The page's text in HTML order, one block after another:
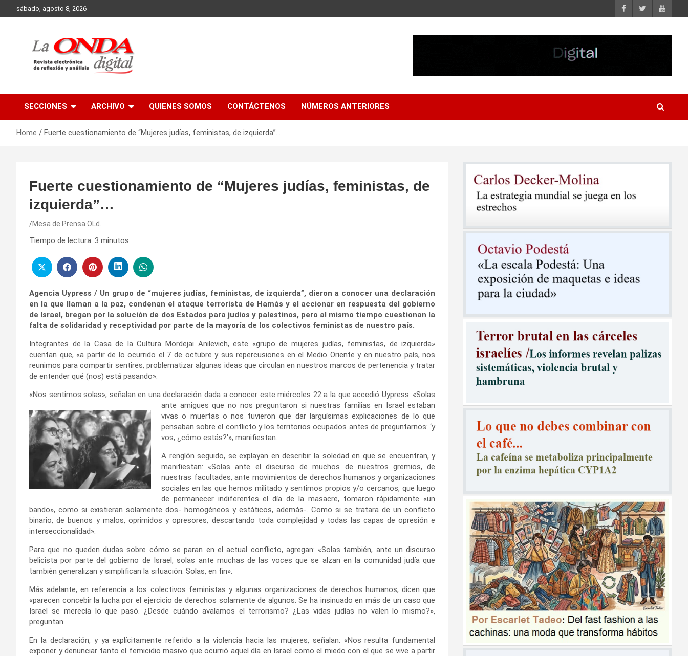
to
sábado, agosto 8, 2026
SECCIONES ARCHIVO QUIENES SOMOS CONTÁCTENOS NÚMEROS ANTERIORES
Home Fuerte cuestionamiento de “Mujeres judías, feministas, de izquierda”…
Fuerte cuestionamiento de “Mujeres judías, feministas, de
izquierda”…
Mesa de Prensa OLd.
Tiempo de lectura: 3 minutos
Agencia Uypress / Un grupo de “mujeres judías, feministas, de izquierda”, dieron a conocer una declaración
en la que llaman a la paz, condenan el ataque terrorista de Hamás y el accionar en respuesta del gobierno
de Israel, bregan por la solución de dos Estados para judíos y palestinos, pero al mismo tiempo cuestionan la
falta de solidaridad y receptividad por parte de la mayoría de los colectivos feministas de nuestro país.
Integrantes de la Casa de la Cultura Mordejai Anilevich, este «grupo de mujeres judías, feministas, de izquierda»
cuentan que, «a partir de lo ocurrido el 7 de octubre y sus repercusiones en el Medio Oriente y en nuestro país, nos
reunimos para compartir sentires, problematizar algunas ideas que circulan en nuestros marcos de pertenencia y tratar
de entender qué (nos) está pasando».
«Nos sentimos solas», señalan en una declaración dada a conocer este miércoles 22 a la queaccedió Uypress. «Solas
ante amigues que no nos preguntaron si nuestras familias en Israel estaban
vivas o muertas o nos tuvieron que dar larguísimas explicaciones de lo que
pensaban sobre el conflicto y los territorios ocupados antes de preguntarnos: ‘y
vos, ¿cómo estás?'», manifiestan.
A renglón seguido, se explayan en describir la soledad en que se encuentran, y
manifiestan: «Solas ante el discurso de muchos de nuestros gremios, de
nuestras facultades, ante movimientos de derechos humanos y organizaciones
sociales en las que hemos militado y sentimos propios y/o cercanos, que luego
de permanecer indiferentes el día de la masacre, tomaron rápidamente «un
bando», como si existieran solamente dos- homogéneos y estáticos, además-. Como si se tratara de un conflicto
binario, de buenos y malos, oprimidos y opresores, descartando toda complejidad y todas las capas de opresión e
interseccionalidad».
Para que no queden dudas sobre cómo se paran en el actual conflicto, agregan: «Solas también, ante un discurso
belicista por parte del gobierno de Israel, solas ante muchas de las voces que se alzan en la comunidad judía que
también generalizan y simplifican la situación. Solas, en fin».
Más adelante, en referencia a los colectivos feministas y algunas organizaciones de derechos humanos, dicen que
«parecen concebir la lucha por el ejercicio de derechos solamente de algunos. Se ha insinuado en más de un caso que
Israel se merecía lo que pasó. ¿Desde cuándo avalamos el terrorismo? ¿Las vidas judías no valen lo mismo?»,
preguntan.
En la declaración, y ya explícitamente referido a la violencia hacia las mujeres, señalan: «Nos resulta fundamental
exponer y denunciar tanto el femicidio masivo que ocurrió aquel día en Israel como el miedo con el que se vive a partir